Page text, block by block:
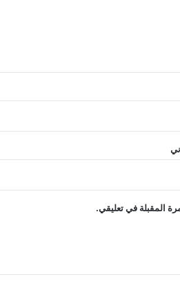
المقبلة في تعليقي.